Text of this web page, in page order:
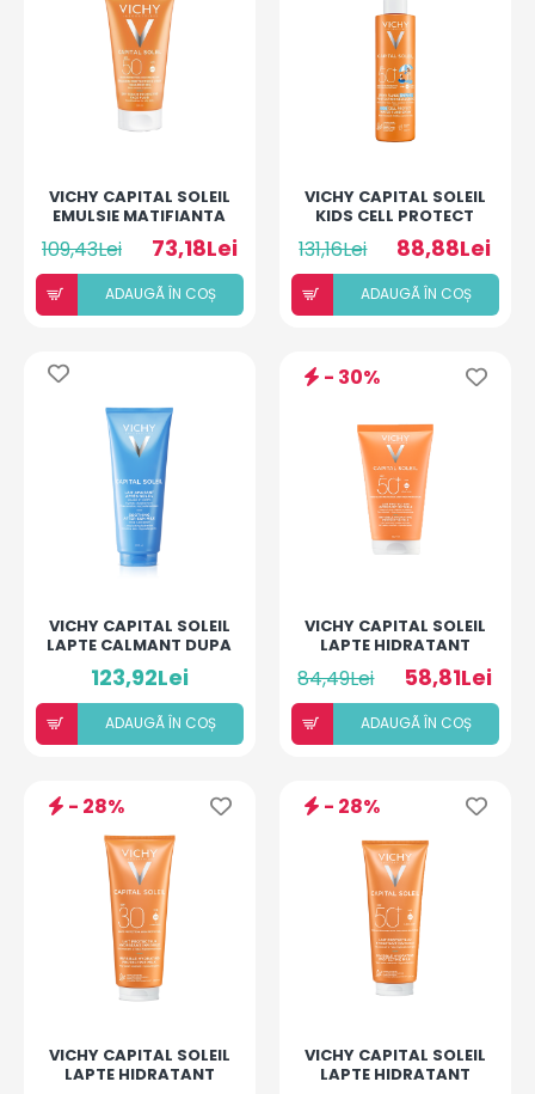
VICHY CAPITAL SOLEIL
EMULSIE MATIFIANTA
SPF50+ 50ML
109,43Lei 73,18Lei
ADAUGÃ ÎN COȘ
VICHY CAPITAL SOLEIL
KIDS CELL PROTECT
SPRAY FLUID SPF 50
PENTRU COPII 200ML
131,16Lei 88,88Lei
ADAUGÃ ÎN COȘ
VICHY CAPITAL SOLEIL
LAPTE CALMANT DUPA
PLAJA 300ML
123,92Lei
ADAUGÃ ÎN COȘ
- 30%
VICHY CAPITAL SOLEIL
LAPTE HIDRATANT
FATA SI CORP SPF50+
150ML
84,49Lei 58,81Lei
ADAUGÃ ÎN COȘ
- 28%
VICHY CAPITAL SOLEIL
LAPTE HIDRATANT
- 28%
VICHY CAPITAL SOLEIL
LAPTE HIDRATANT